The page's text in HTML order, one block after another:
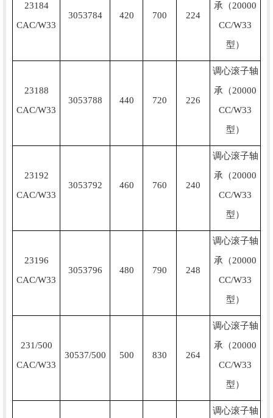
23184
CAC/W33
3053784 420 700 224
承（20000
CC/W33
型）
23188
CAC/W33
3053788 440 720 226
调心滚子轴
承（20000
CC/W33
型）
23192
CAC/W33
3053792 460 760 240
调心滚子轴
承（20000
CC/W33
型）
23196
CAC/W33
3053796 480 790 248
调心滚子轴
承（20000
CC/W33
型）
231/500
CAC/W33
30537/500 500 830 264
调心滚子轴
承（20000
CC/W33
型）
调心滚子轴